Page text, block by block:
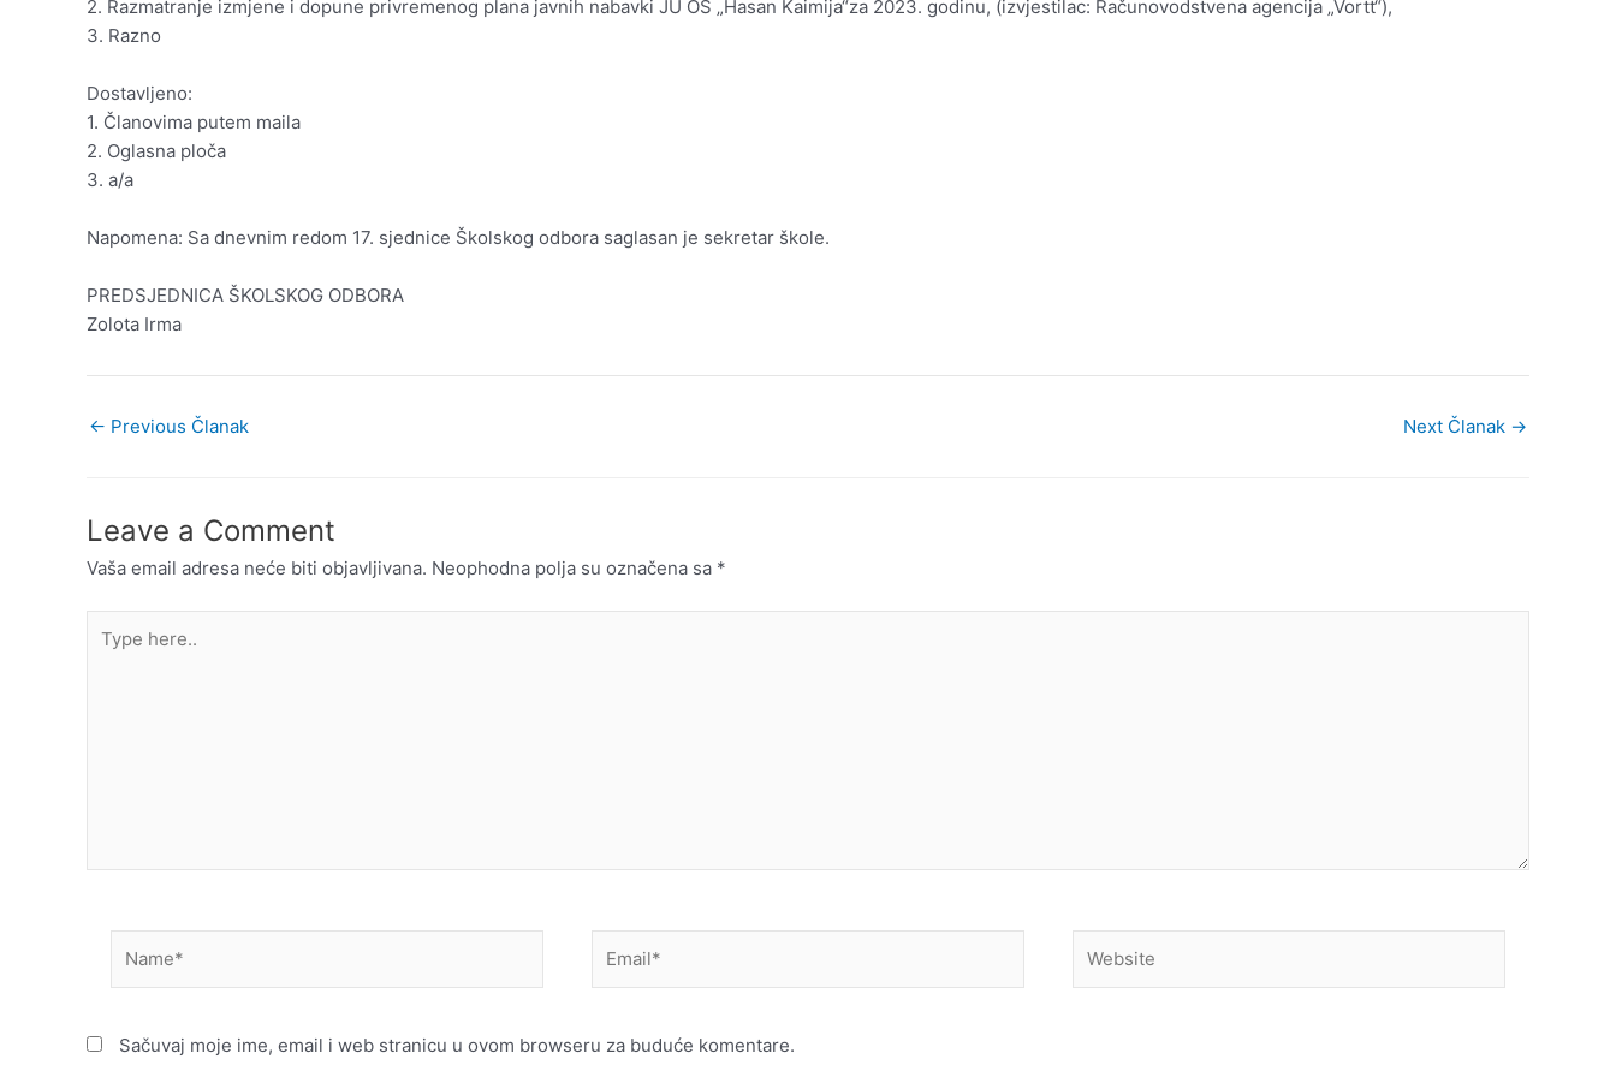
2. Razmatranje izmjene i dopune privremenog plana javnih nabavki JU OŠ „Hasan Kaimija“za 2023. godinu, (izvjestilac: Računovodstvena agencija „Vortt“),
3. Razno
Dostavljeno:
1. Članovima putem maila
2. Oglasna ploča
3. a/a
Napomena: Sa dnevnim redom 17. sjednice Školskog odbora saglasan je sekretar škole.
PREDSJEDNICA ŠKOLSKOG ODBORA
Zolota Irma
← Previous Članak Next Članak →
Leave a Comment
Vaša email adresa neće biti objavljivana. Neophodna polja su označena sa *
here..
Sačuvaj moje ime, email i web stranicu u ovom browseru za buduće komentare.